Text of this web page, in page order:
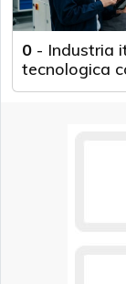
0 - Industria
tecnologica